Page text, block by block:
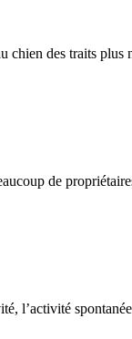
chien des traits
de
l’activité